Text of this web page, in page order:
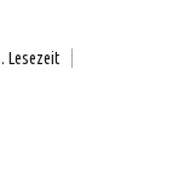
Lesezeit